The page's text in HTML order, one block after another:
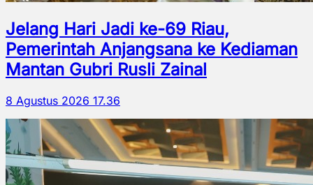
Jelang Hari Jadi ke-69 Riau,
Pemerintah Anjangsana ke Kediaman
Mantan Gubri Rusli Zainal
8 Agustus 2026 17.36